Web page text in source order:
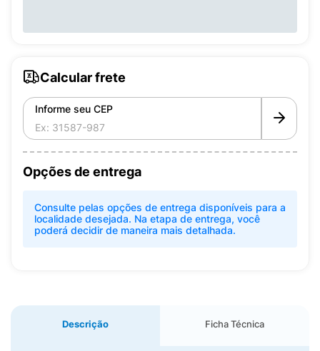
Calcular frete
Informe seu CEP
Opções de entrega
Consulte pelas opções de entrega disponíveis para a
localidade desejada. Na etapa de entrega, você
poderá decidir de maneira mais detalhada.
Descrição Ficha Técnica